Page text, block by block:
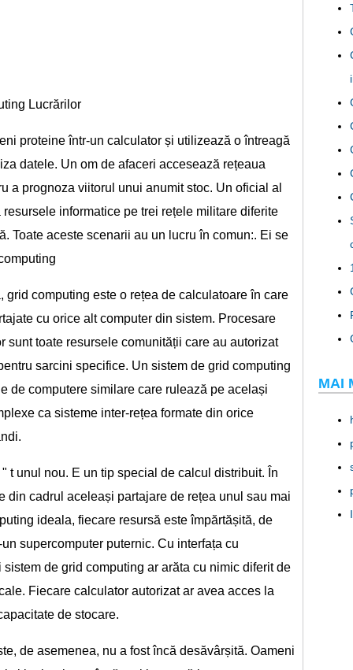
Lucrărilor
proteine ​​într-un calculator și utilizează o întreagă
datele. Un om de afaceri accesează rețeaua
a prognoza viitorul unui anumit stoc. Un oficial al
informatice pe trei rețele militare diferite
Toate aceste scenarii au un lucru în comun:. Ei se
grid computing este o rețea de calculatoare în care
cu orice alt computer din sistem. Procesare
sunt toate resursele comunității care au autorizat
sarcini specifice. Un sistem de grid computing
de computere similare care rulează pe același
ca sisteme inter-rețea formate din orice
t unul nou. E un tip special de calcul distribuit. În
din cadrul aceleași partajare de rețea unul sau mai
ideala, fiecare resursă este împărtășită, de
supercomputer puternic. Cu interfața cu
de grid computing ar arăta cu nimic diferit de
Fiecare calculator autorizat ar avea acces la
de stocare.
de asemenea, nu a fost încă desăvârșită. Oameni
MAI